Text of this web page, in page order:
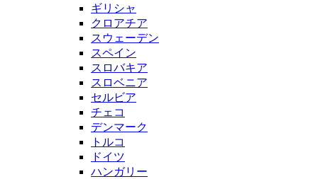
ギリシャ
クロアチア
スウェーデン
スペイン
スロバキア
スロベニア
セルビア
チェコ
デンマーク
トルコ
ドイツ
ハンガリー